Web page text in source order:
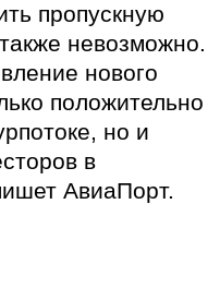
пропускную
невозможно.
нового
положительно
но и
в
АвиаПорт.